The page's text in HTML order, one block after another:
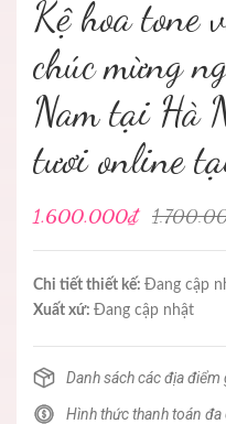
Kệ hoa tone
chúc mừng
Nam tại Hà
tươi online
1.600.000₫
Chi tiết thiết kế: Đang cập
Xuất xứ: Đang cập nhật
Danh sách các địa điểm
Hình thức thanh toán đa